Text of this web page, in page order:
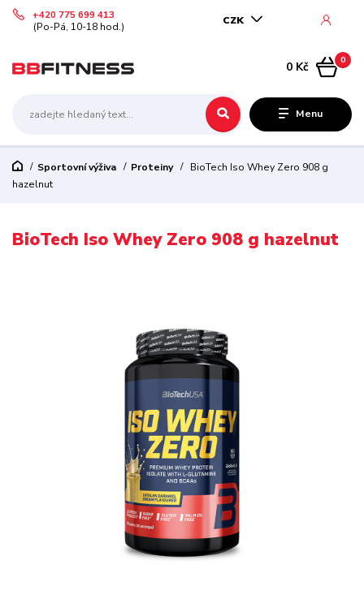
Menu
CZK
+420 775 699 413
(Po-Pá, 10-18 hod.)
0
0 Kč
Sportovní výživa Proteiny
BioTech Iso Whey Zero 908 g
hazelnut
BioTech Iso Whey Zero 908 g hazelnut